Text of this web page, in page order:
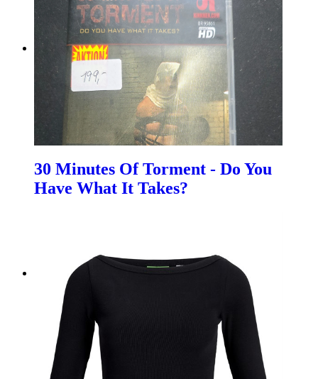
30 Minutes Of Torment - Do You
Have What It Takes?